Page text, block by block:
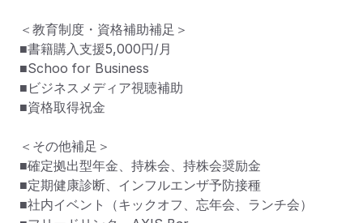
＜教育制度・資格補助補足＞
■書籍購入支援5,000円/月
■Schoo for Business
■ビジネスメディア視聴補助
■資格取得祝金
＜その他補足＞
■確定拠出型年金、持株会、持株会奨励金
■定期健康診断、インフルエンザ予防接種
■社内イベント（キックオフ、忘年会、ランチ会）